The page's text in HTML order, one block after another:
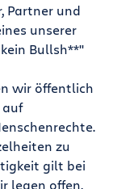
Partner und
unserer
Bullsh**"
wir öffentlich
auf
zu
gilt bei
legen offen,